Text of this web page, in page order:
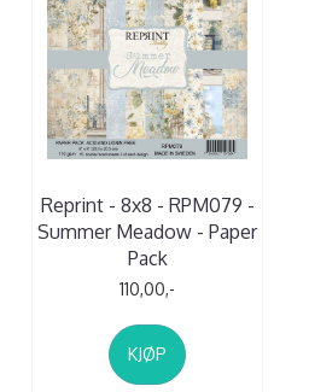
Reprint - 8x8 - RPM079 -
Summer Meadow - Paper
Pack
110,00,-
KJØP